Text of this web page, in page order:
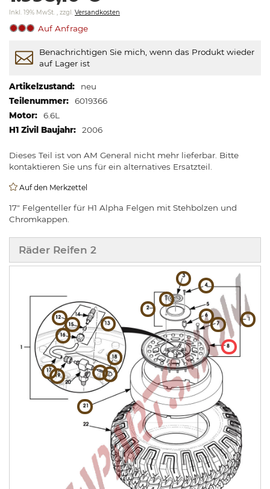
Inkl. 19% MwSt. , zzgl. Versandkosten
Auf Anfrage
Benachrichtigen Sie mich, wenn das Produkt wieder
auf Lager ist
Weitere
Informationen
neu
6019366
6.6L
2006
Dieses Teil ist von AM General nicht mehr lieferbar. Bitte
kontaktieren Sie uns für ein alternatives Ersatzteil.
Auf den Merkzettel
17" Felgenteller für H1 Alpha Felgen mit Stehbolzen und
Chromkappen.
Räder Reifen 2